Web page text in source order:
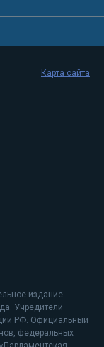
издание
Учредители
РФ. Официальный
федеральных
Карта сайта